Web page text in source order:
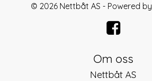
© 2026 Nettbåt AS - Powered by
Om oss
Nettbåt AS